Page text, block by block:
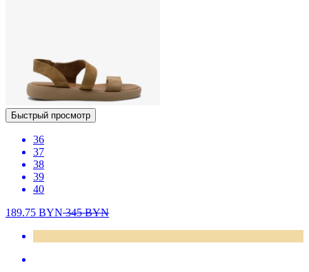
Быстрый просмотр
36
37
38
39
40
189.75 BYN345BYN